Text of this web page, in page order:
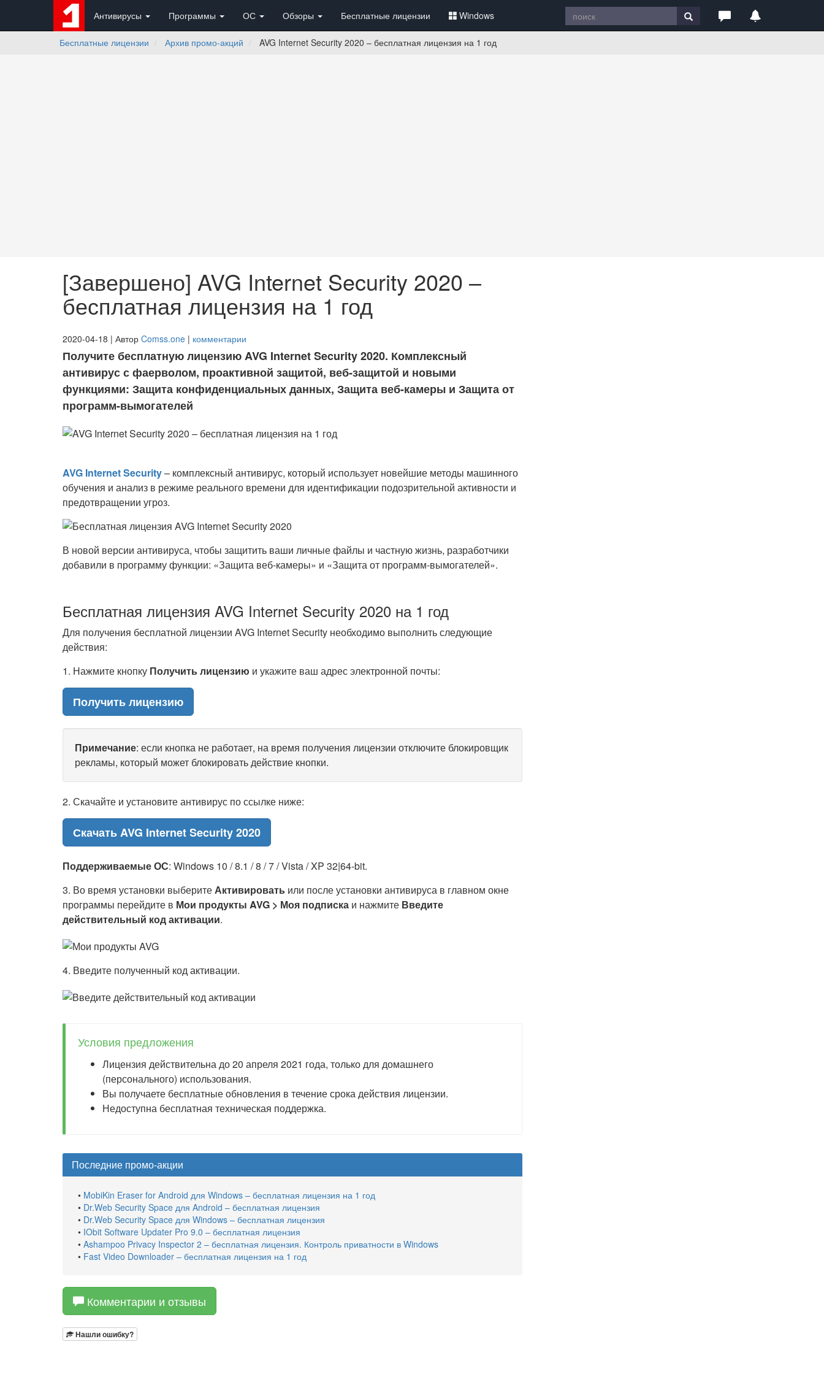
Антивирусы Программы ОС Обзоры Бесплатные лицензии Windows
Бесплатные лицензии Архив промо-акций AVG Internet Security 2020 – бесплатная лицензия на 1 год
[Завершено] AVG Internet Security 2020 –
бесплатная лицензия на 1 год
2020-04-18 | Автор Comss.one | комментарии
Получите бесплатную лицензию AVG Internet Security 2020. Комплексный
антивирус с фаерволом, проактивной защитой, веб-защитой и новыми
функциями: Защита конфиденциальных данных, Защита веб-камеры и Защита от
программ-вымогателей
AVG Internet Security– комплексный антивирус, который использует новейшие методы машинного
обучения и анализ в режиме реального времени для идентификации подозрительной активности и
предотвращении угроз.
В новой версии антивируса, чтобы защитить ваши личные файлы и частную жизнь, разработчики
добавили в программу функции: «Защита веб-камеры» и «Защита от программ-вымогателей».
Бесплатная лицензия AVG Internet Security 2020 на 1 год
Для получения бесплатной лицензии AVG Internet Security необходимо выполнить следующие
действия:
1. Нажмите кнопку Получить лицензию и укажите ваш адрес электронной почты:
Получить лицензию
Примечание: если кнопка не работает, на время получения лицензии отключите блокировщик
рекламы, который может блокировать действие кнопки.
2. Скачайте и установите антивирус по ссылке ниже:
Скачать AVG Internet Security 2020
Поддерживаемые ОС: Windows 10 / 8.1 / 8 / 7 / Vista / XP 32|64-bit.
3. Во время установки выберитеАктивировать или после установки антивируса в главном окне
программы перейдите в Мои продукты AVG > Моя подписка и нажмите Введите
действительный код активации.
4. Введите полученный код активации.
Условия предложения
Лицензия действительна до 20 апреля 2021 года, только для домашнего
(персонального) использования.
Вы получаете бесплатные обновления в течение срока действия лицензии.
Недоступна бесплатная техническая поддержка.
Последние промо-акции
• MobiKin Eraser for Android для Windows – бесплатная лицензия на 1 год
• Dr.Web Security Space для Android – бесплатная лицензия
• Dr.Web Security Space для Windows – бесплатная лицензия
• IObit Software Updater Pro 9.0 – бесплатная лицензия
• Ashampoo Privacy Inspector 2 – бесплатная лицензия. Контроль приватности в Windows
• Fast Video Downloader – бесплатная лицензия на 1 год